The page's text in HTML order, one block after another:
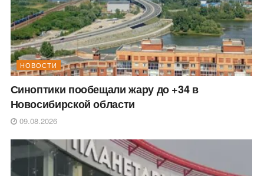
НОВОСТИ
Синоптики пообещали жару до +34 в
Новосибирской области
09.08.2026